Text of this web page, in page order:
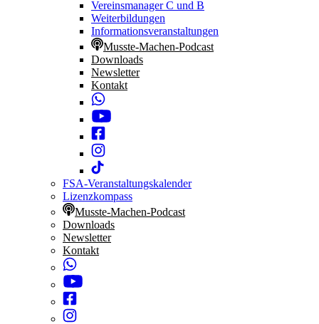
Vereinsmanager C und B
Weiterbildungen
Informationsveranstaltungen
Musste-Machen-Podcast
Downloads
Newsletter
Kontakt
FSA-Veranstaltungskalender
Lizenzkompass
Musste-Machen-Podcast
Downloads
Newsletter
Kontakt